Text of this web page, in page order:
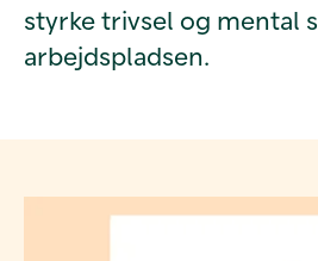
styrke trivsel og mental
arbejdspladsen.